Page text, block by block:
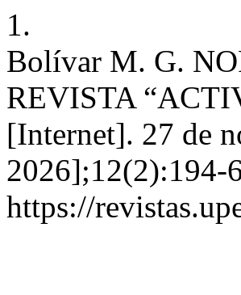
1.
Bolívar M. G.
REVISTA
[Internet]. 27 de
2026];12(2):194-
https://